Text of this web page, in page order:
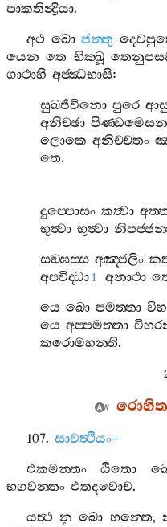
පාකතින්‍ද්‍රියා.
අථ ඛො ජන‍්තු
යෙන තෙ භික‍්ඛූ
ගාථාහි අජ‍්ඣභාසි:
සුඛජීවිනො පුරෙ
අනිච‍්ඡා
ලොකෙ අනිච‍්චතං
තෙ.
දුප‍්පොසං කත්‍වා
භුත්‍වා භුත්‍වා
සඞ‍්ඝස‍්ස අඤ‍්ජලිං
අපවිද‍්ධා 1 අනාථා
යෙ ඛො පමත‍්තා
යෙ අප‍්පමත‍්තා
කරොමහන‍්ති.
107. සාවත්‍ථියං–
එකමන‍්තං
ඨිතො
භගවන‍්තං එතදවොච.
යත්‍ථ නු ඛො භන‍්තෙ,